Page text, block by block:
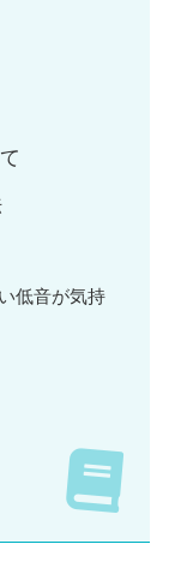
低音が気持